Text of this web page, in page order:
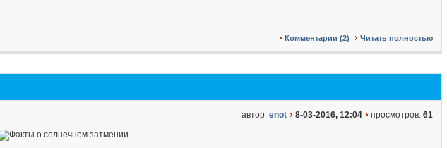
Комментарии (2) Читать полностью
автор: enot 8-03-2016, 12:04 просмотров: 61